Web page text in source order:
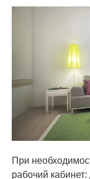
При
рабочий